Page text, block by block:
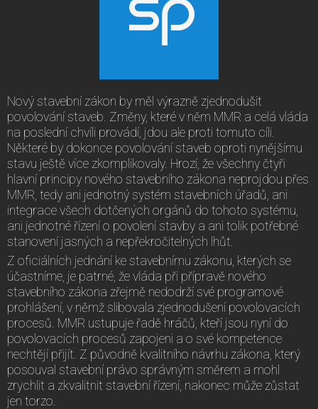
Nový stavební zákon by měl výrazně zjednodušit
povolování staveb. Změny, které v něm MMR a celá vláda
na poslední chvíli provádí, jdou ale proti tomuto cíli.
Některé by dokonce povolování staveb oproti nynějšímu
stavu ještě více zkomplikovaly. Hrozí, že všechny čtyři
hlavní principy nového stavebního zákona neprojdou přes
MMR, tedy ani jednotný systém stavebních úřadů, ani
integrace všech dotčených orgánů do tohoto systému,
ani jednotné řízení o povolení stavby a ani tolik potřebné
stanovení jasných a nepřekročitelných lhůt.
Z oficiálních jednání ke stavebnímu zákonu, kterých se
účastníme, je patrné, že vláda při přípravě nového
stavebního zákona zřejmě nedodrží své programové
prohlášení, v němž slibovala zjednodušení povolovacích
procesů. MMR ustupuje řadě hráčů, kteří jsou nyní do
povolovacích procesů zapojeni a o své kompetence
nechtějí přijít. Z původně kvalitního návrhu zákona, který
posouval stavební právo správným směrem a mohl
zrychlit a zkvalitnit stavební řízení, nakonec může zůstat
jen torzo.